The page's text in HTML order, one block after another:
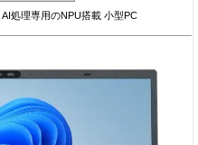
処理専用のNPU搭載 小型PC